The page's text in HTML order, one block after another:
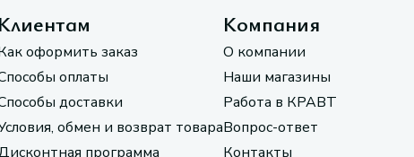
Клиентам
оформить заказ
оплаты
доставки
обмен и возврат товара
программа
Компания
О компании
Наши магазины
Работа в КРАВТ
Вопрос-ответ
Контакты